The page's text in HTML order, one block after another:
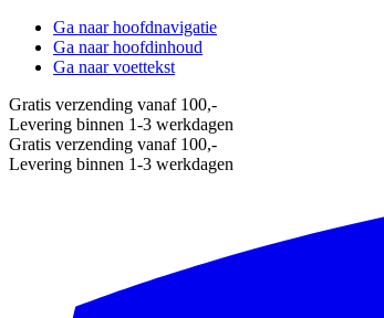
Ga naar hoofdnavigatie
Ga naar hoofdinhoud
Ga naar voettekst
Gratis verzending vanaf 100,-
Levering binnen 1-3 werkdagen
Gratis verzending vanaf 100,-
Levering binnen 1-3 werkdagen